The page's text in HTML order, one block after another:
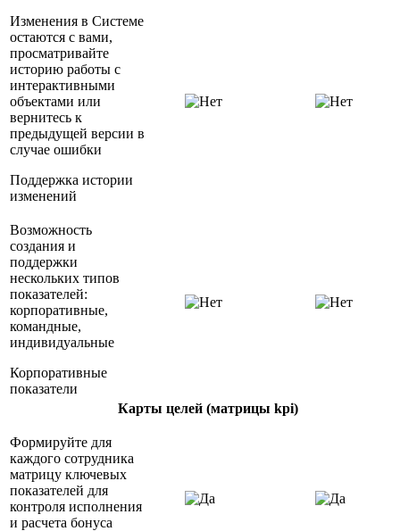
Изменения в Системе
остаются с вами,
просматривайте
историю работы с
интерактивными
объектами или
вернитесь к
предыдущей версии в
случае ошибки
Поддержка истории
изменений
Возможность
создания и
поддержки
нескольких типов
показателей:
корпоративные,
командные,
индивидуальные
Корпоративные
показатели
Карты целей (матрицы kpi)
Формируйте для
каждого сотрудника
матрицу ключевых
показателей для
контроля исполнения
и расчета бонуса